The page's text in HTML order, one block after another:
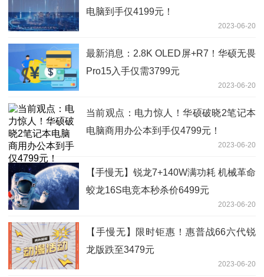
电脑到手仅4199元！
2023-06-20
最新消息：2.8K OLED屏+R7！华硕无畏
Pro15入手仅需3799元
2023-06-20
当前观点：电力惊人！华硕破晓2笔记本
电脑商用办公本到手仅4799元！
2023-06-20
【手慢无】锐龙7+140W满功耗 机械革命
蛟龙16S电竞本秒杀价6499元
2023-06-20
【手慢无】限时钜惠！惠普战66六代锐
龙版跌至3479元
2023-06-20